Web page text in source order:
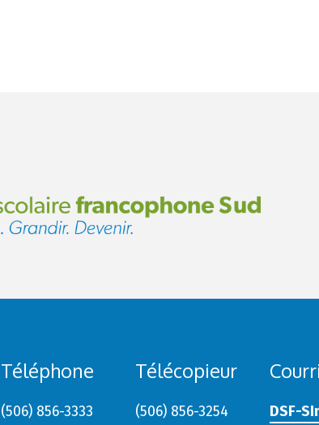
Téléphone
(506) 856-3333
Télécopieur
(506) 856-3254 DSF-